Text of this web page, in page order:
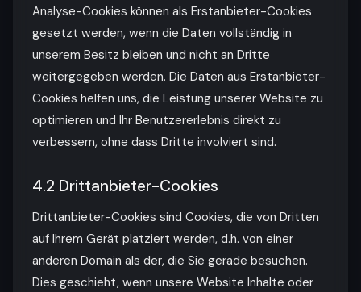
Analyse-Cookies können als Erstanbieter-Cookies
gesetzt werden, wenn die Daten vollständig in
unserem Besitz bleiben und nicht an Dritte
weitergegeben werden. Die Daten aus Erstanbieter-
Cookies helfen uns, die Leistung unserer Website zu
optimieren und Ihr Benutzererlebnis direkt zu
verbessern, ohne dass Dritte involviert sind.
4.2 Drittanbieter-Cookies
Drittanbieter-Cookies sind Cookies, die von Dritten
auf Ihrem Gerät platziert werden, d.h. von einer
anderen Domain als der, die Sie gerade besuchen.
Dies geschieht, wenn unsere Website Inhalte oder